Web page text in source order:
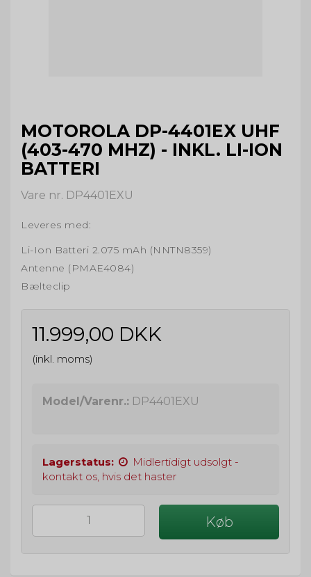
MOTOROLA DP-4401EX UHF
(403-470 MHZ) - INKL. LI-ION
BATTERI
Vare nr. DP4401EXU
Leveres med:
Li-Ion Batteri 2.075 mAh (NNTN8359)
Antenne (PMAE4084)
Bælteclip
11.999,00 DKK
(inkl. moms)
Model/Varenr.: DP4401EXU
Lagerstatus:
Midlertidigt udsolgt -
kontakt os, hvis det haster
Køb